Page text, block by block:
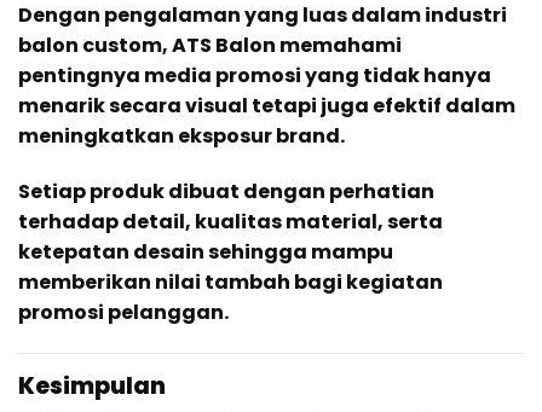
Dengan pengalaman yang luas dalam industri
balon custom, ATS Balon memahami
pentingnya media promosi yang tidak hanya
menarik secara visual tetapi juga efektif dalam
meningkatkan eksposur brand.
Setiap produk dibuat dengan perhatian
terhadap detail, kualitas material, serta
ketepatan desain sehingga mampu
memberikan nilai tambah bagi kegiatan
promosi pelanggan.
Kesimpulan